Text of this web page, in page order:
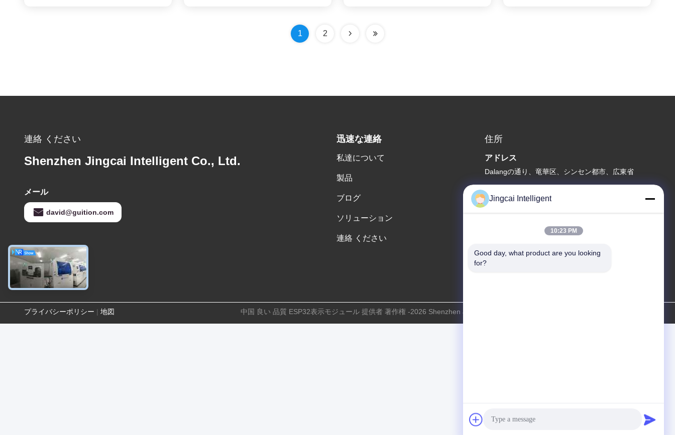
1 2
連絡 ください
Shenzhen Jingcai Intelligent Co., Ltd.
メール
david@guition.com
迅速な連絡
私達について
製品
ブログ
ソリューション
連絡 ください
住所
アドレス
Dalangの通り、竜華区、シンセン都市、広東省
テレ
18665866730-18665866730
プライバシーポリシー | 地図 中国 良い 品質 ESP32表示モジュール 提供者 著作権 -2026 Shenzhen Jingcai Intelligent Co., Ltd. すべて 権利は保護されています.
Jingcai Intelligent
10:23 PM
Good day, what product are you looking
for?